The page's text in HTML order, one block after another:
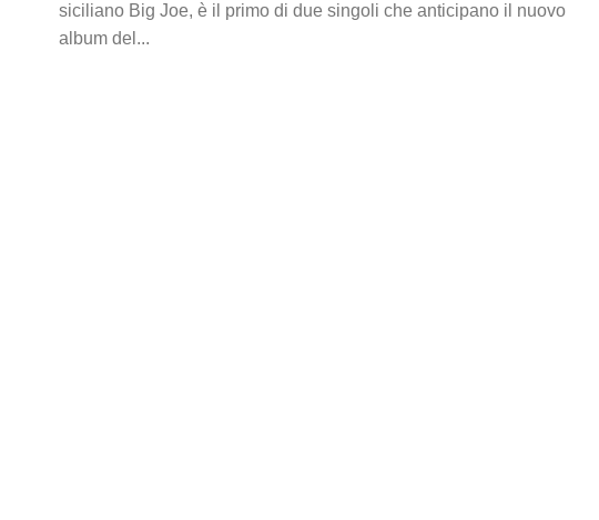
siciliano Big Joe, è il primo di due singoli che anticipano il nuovo
album del...